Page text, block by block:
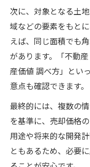
次に、対象となる土
域などの要素をもと
えば、同じ面積でも
があります。「不動
産価値 調べ方」とい
意点も確認できます。
最終的には、複数の
を基準に、売却価格
用途や将来的な開発
ともあるため、必要